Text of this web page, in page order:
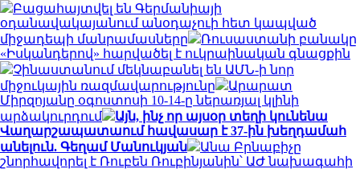
Բացահայտվել են Գերմանիայի
օդանավակայանում անօդաչուի հետ կապված
միջադեպի մանրամասները
Ռուսաստանի բանակը
«Իսկանդերով» հարվածել է ուկրաինական գնացքին
Չինաստանում մեկնաբանել են ԱՄՆ-ի նոր
միջուկային ռազմավարությունը
Արարատ
Միրզոյանը օգոստոսի 10-14-ը ներառյալ կլինի
արձակուրդում
Այն, ինչ որ այսօր տեղի կունենա
Վաղարշապատաում հավասար է 37-ին խեղդամահ
անելուն. Գեղամ Մանուկյան
Անա Բրնաբիչը
շնորհավորել է Ռուբեն Ռուբինյանին՝ ԱԺ նախագահի